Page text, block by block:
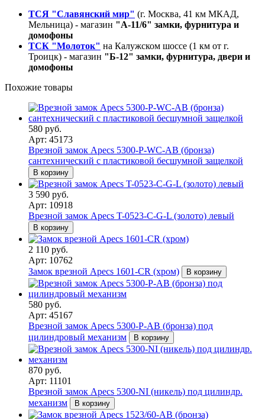
ТСЯ "Славянский мир" (г. Москва, 41 км МКАД,
Мельница) - магазин "А-11/6" замки, фурнитура и
домофоны
ТСК "Молоток" на Калужском шоссе (1 км от г.
Троицк) - магазин "Б-12" замки, фурнитура, двери и
домофоны
Похожие товары
580 руб.
Арт: 45173
Врезной замок Apecs 5300-P-WC-AB (бронза)
сантехнический с пластиковой бесшумной защелкой
В корзину
3 590 руб.
Арт: 10918
Врезной замок Apecs T-0523-C-G-L (золото) левый
В корзину
2 110 руб.
Арт: 10762
Замок врезной Apecs 1601-CR (хром)
В корзину
580 руб.
Арт: 45167
Врезной замок Apecs 5300-P-AВ (бронза) под
цилиндровый механизм
В корзину
870 руб.
Арт: 11101
Врезной замок Apecs 5300-NI (никель) под цилиндр.
механизм
В корзину